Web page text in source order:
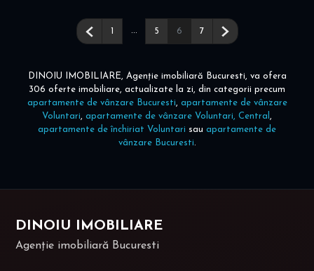
Pagina anterioară
1 ... 5 6 7 Pagina următoare
DINOIU IMOBILIARE, Agenție imobiliară Bucuresti, va ofera
306 oferte imobiliare, actualizate la zi, din categorii precum
apartamente de vânzare Bucuresti, apartamente de vânzare
Voluntari, apartamente de vânzare Voluntari, Central ,
apartamente de închiriat Voluntari sau apartamente de
vânzare Bucuresti.
DINOIU IMOBILIARE
Agenție imobiliară Bucuresti